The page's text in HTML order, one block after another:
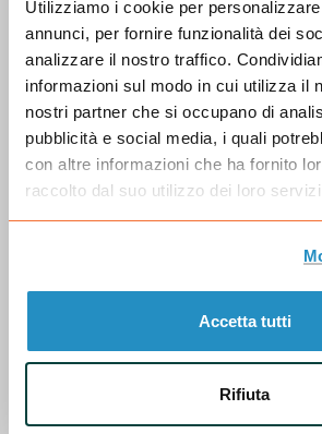
Utilizziamo i cookie per
annunci, per fornire funzionalità dei
analizzare il nostro traffico.
informazioni sul modo in cui utilizza il
nostri partner che si occupano di
pubblicità e social media, i quali
con altre informazioni che ha fornito
raccolto dal suo utilizzo dei loro
Accetta tutti
Rifiuta
Vai al Programma Convegni
Perchè esporre?